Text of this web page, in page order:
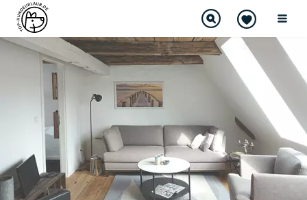
DIREKT BUCHBAR